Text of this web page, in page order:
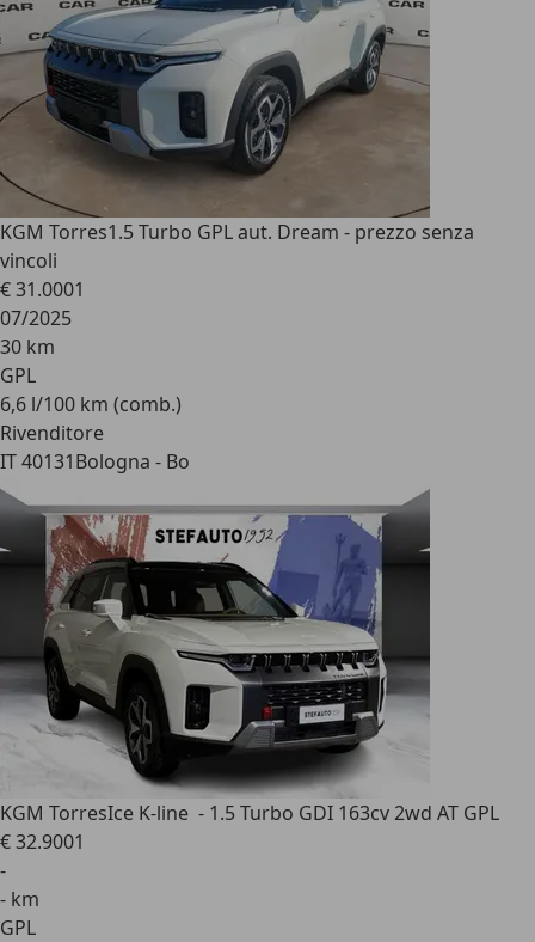
KGM Torres1.5 Turbo GPL aut. Dream - prezzo senza
vincoli
€ 31.0001
07/2025
30 km
GPL
6,6 l/100 km (comb.)
Rivenditore
IT 40131Bologna - Bo
KGM TorresIce K-line - 1.5 Turbo GDI 163cv 2wd AT GPL
€ 32.9001
-
- km
GPL